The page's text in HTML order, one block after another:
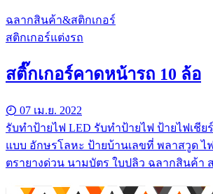
ฉลากสินค้า&สติกเกอร์
สติกเกอร์แต่งรถ
สติ๊กเกอร์คาดหน้ารถ 10 ล้อ
07 เม.ย. 2022
รับทําป้ายไฟ LED รับทำป้ายไฟ ป้ายไฟเชี
แบบ อักษรโลหะ ป้ายบ้านเลขที่ พลาสวูด ไ
ตรายางด่วน นามบัตร ใบปลิว ฉลากสินค้า